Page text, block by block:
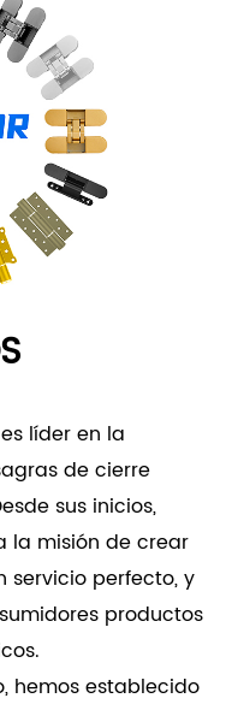
líder en la
de cierre
sus inicios,
la misión de crear
perfecto, y
productos
hemos establecido